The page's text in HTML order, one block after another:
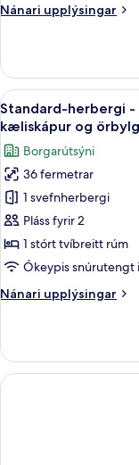
Nánari upplýsingar
Nánari
Queen
Beds,Non-
Smoking,High
Speed
Internet
Skoða
allar
myndir
fyrir
Standard-
herbergi
-
1
stórt
rúm
aðgengi
-
4
Standard-herbergi
kæliskápur og
Borgarútsýni
36 fermetrar
1 svefnherbergi
Pláss fyrir 2
1 stórt tvíbreitt rúm
Ókeypis snúrutengt
Nánari upplýsingar
Nánari
herbergi
1